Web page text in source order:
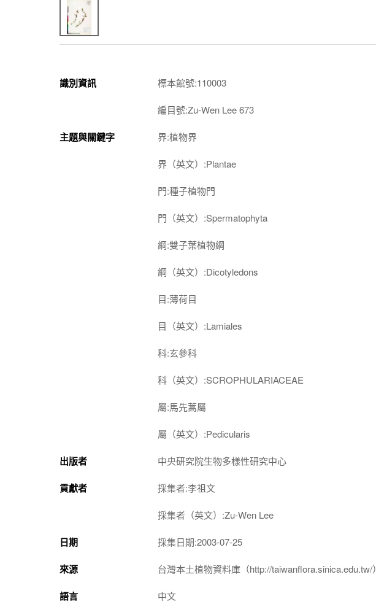
識別資訊 標本館號:110003
編目號:Zu-Wen Lee 673
主題與關鍵字 界:植物界
界（英文）:Plantae
門:種子植物門
門（英文）:Spermatophyta
綱:雙子葉植物綱
綱（英文）:Dicotyledons
目:薄荷目
目（英文）:Lamiales
科:玄參科
科（英文）:SCROPHULARIACEAE
屬:馬先蒿屬
屬（英文）:Pedicularis
出版者 中央研究院生物多樣性研究中心
貢獻者 採集者:李祖文
採集者（英文）:Zu-Wen Lee
日期 採集日期:2003-07-25
來源 台灣本土植物資料庫（http://taiwanflora.sinica.edu.tw/）
語言 中文